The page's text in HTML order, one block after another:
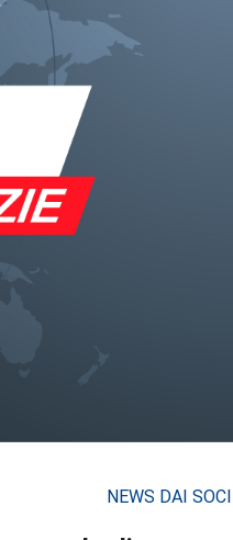
NEWS DAI SOCI